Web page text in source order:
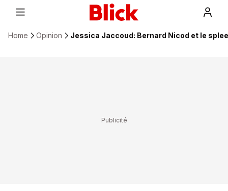
Home Opinion Jessica Jaccoud: Bernard Nicod et le